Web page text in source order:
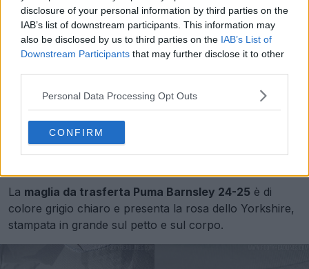
disclosure of your personal information by third parties on the
IAB’s list of downstream participants. This information may
also be disclosed by us to third parties on the IAB’s List of
Downstream Participants that may further disclose it to other
Personal Data Processing Opt Outs
CONFIRM
La maglia da trasferta Puma Barnsley 24-25 è di
colore grigio chiaro e presenta la rosa dello Yorkshire,
stampata in grande sul petto e sul corpo.